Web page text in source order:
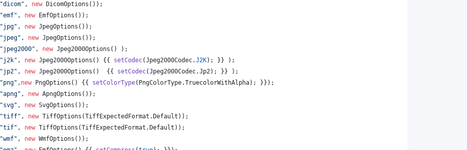
"dicom" , new DicomOptions ());
"emf" , new EmfOptions ());
"jpg" , new JpegOptions ());
"jpeg" , new JpegOptions ());
"jpeg2000" , new Jpeg2000Options () );
"j2k" , new Jpeg2000Options () {{ setCodec(Jpeg2000Codec.J2K); }} );
"jp2" , new Jpeg2000Options ()  {{ setCodec(Jpeg2000Codec.Jp2); }} );
"png" , new PngOptions () {{ setColorType( PngColorType.TruecolorWithAlpha); }});
"apng" , new ApngOptions ());
"svg" , new SvgOptions ());
"tiff" , new TiffOptions (TiffExpectedFormat . Default ));
"tif" , new TiffOptions (TiffExpectedFormat . Default ));
"wmf" , new WmfOptions ());